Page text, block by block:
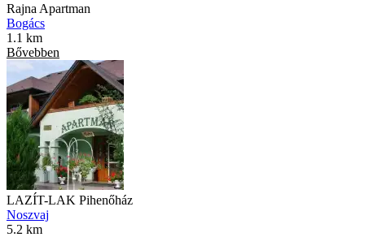
Rajna Apartman
Bogács
1.1 km
Bővebben
LAZÍT-LAK Pihenőház
Noszvaj
5.2 km